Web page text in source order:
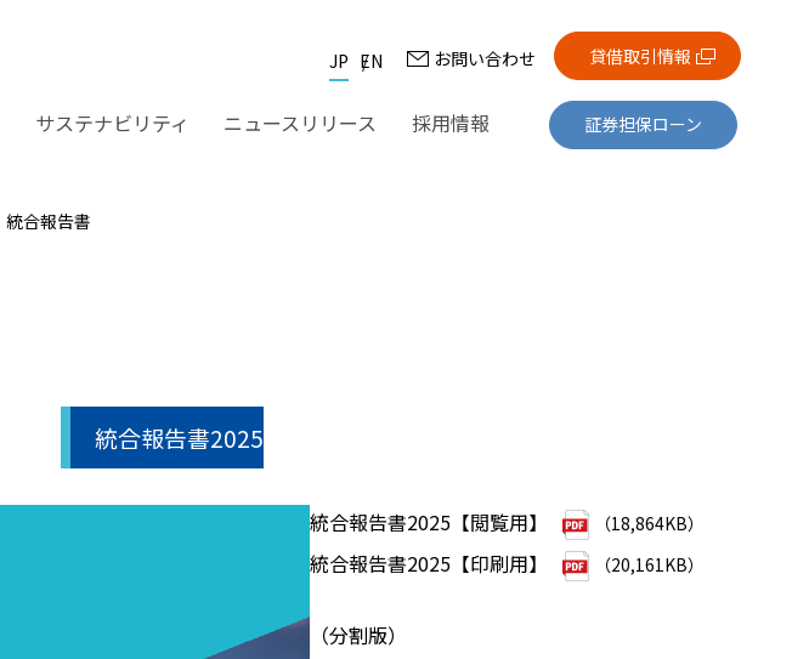
JP EN お問い合わせ 貸借取引情報
サステナビリティ ニュースリリース 採用情報 証券担保ローン
統合報告書
統合報告書2025
統合報告書2025【閲覧用】 （18,864KB）
統合報告書2025【印刷用】 （20,161KB）
（分割版）